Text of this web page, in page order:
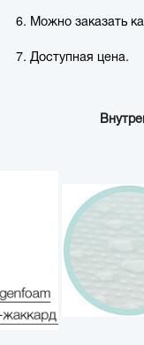
6. Можно заказать
7. Доступная цена.